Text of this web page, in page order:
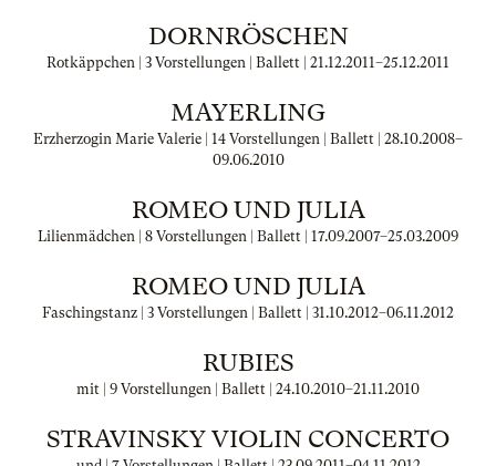
DORNRÖSCHEN
Rotkäppchen | 3 Vorstellungen | Ballett | 21.12.2011–25.12.2011
MAYERLING
Erzherzogin Marie Valerie | 14 Vorstellungen | Ballett | 28.10.2008–
09.06.2010
ROMEO UND JULIA
Lilienmädchen | 8 Vorstellungen | Ballett | 17.09.2007–25.03.2009
ROMEO UND JULIA
Faschingstanz | 3 Vorstellungen | Ballett | 31.10.2012–06.11.2012
RUBIES
mit | 9 Vorstellungen | Ballett | 24.10.2010–21.11.2010
STRAVINSKY VIOLIN CONCERTO